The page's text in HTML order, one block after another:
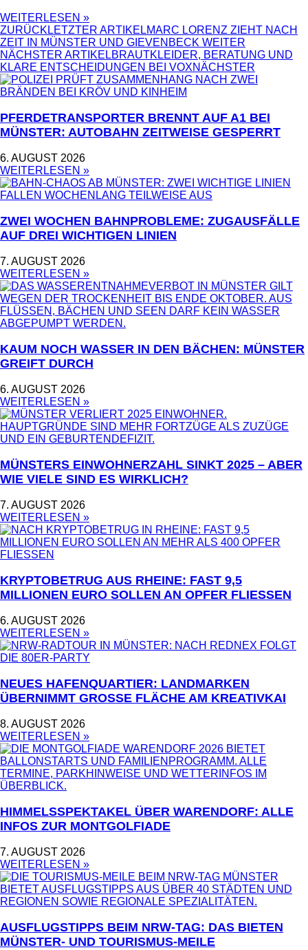
WEITERLESEN »
ZURÜCKLETZTER ARTIKELMARC LORENZ ZIEHT NACH
ZEIT IN MÜNSTER UND GIEVENBECK WEITER
NÄCHSTER ARTIKELBRAUTKLEIDER, BERATUNG UND
KLARE ENTSCHEIDUNGEN BEI VOXNÄCHSTER
PFERDETRANSPORTER BRENNT AUF A1 BEI
MÜNSTER: AUTOBAHN ZEITWEISE GESPERRT
6. AUGUST 2026
WEITERLESEN »
ZWEI WOCHEN BAHNPROBLEME: ZUGAUSFÄLLE
AUF DREI WICHTIGEN LINIEN
7. AUGUST 2026
WEITERLESEN »
KAUM NOCH WASSER IN DEN BÄCHEN: MÜNSTER
GREIFT DURCH
6. AUGUST 2026
WEITERLESEN »
MÜNSTERS EINWOHNERZAHL SINKT 2025 – ABER
WIE VIELE SIND ES WIRKLICH?
7. AUGUST 2026
WEITERLESEN »
KRYPTOBETRUG AUS RHEINE: FAST 9,5
MILLIONEN EURO SOLLEN AN OPFER FLIESSEN
6. AUGUST 2026
WEITERLESEN »
NEUES HAFENQUARTIER: LANDMARKEN
ÜBERNIMMT GROSSE FLÄCHE AM KREATIVKAI
8. AUGUST 2026
WEITERLESEN »
HIMMELSSPEKTAKEL ÜBER WARENDORF: ALLE
INFOS ZUR MONTGOLFIADE
7. AUGUST 2026
WEITERLESEN »
AUSFLUGSTIPPS BEIM NRW-TAG: DAS BIETEN
MÜNSTER- UND TOURISMUS-MEILE